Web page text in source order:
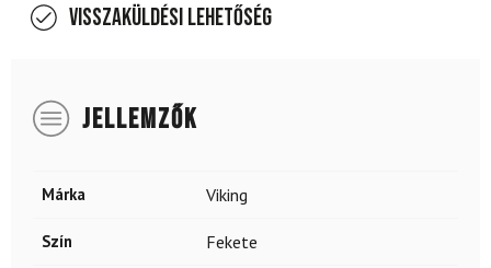
Visszaküldési lehetőség
JELLEMZŐK
Márka Viking
Szín Fekete